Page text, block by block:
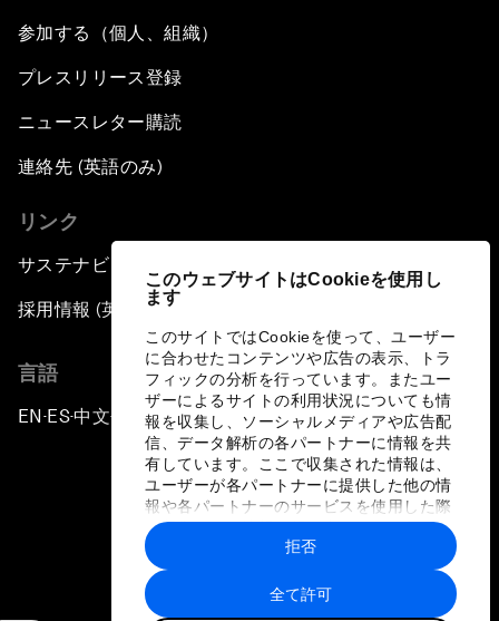
このウェブサイトはCookieを使用し
ます
このサイトではCookieを使って、ユーザー
に合わせたコンテンツや広告の表示、トラ
フィックの分析を行っています。またユー
ザーによるサイトの利用状況についても情
報を収集し、ソーシャルメディアや広告配
信、データ解析の各パートナーに情報を共
有しています。ここで収集された情報は、
ユーザーが各パートナーに提供した他の情
報や各パートナーのサービスを使用した際
に収集された情報と組み合わされ、各パー
トナーによって使用されることがありま
す。
全て許可
拒否
参加する（個人、組織）
プレスリリース登録
ニュースレター購読
連絡先 (英語のみ)
リンク
サステナビリティへの取り組み
採用情報 (英語のみ)
言語
EN ▪ES▪中文▪ 日本語
プライバシーポリシーと利用規約
サイトマップ